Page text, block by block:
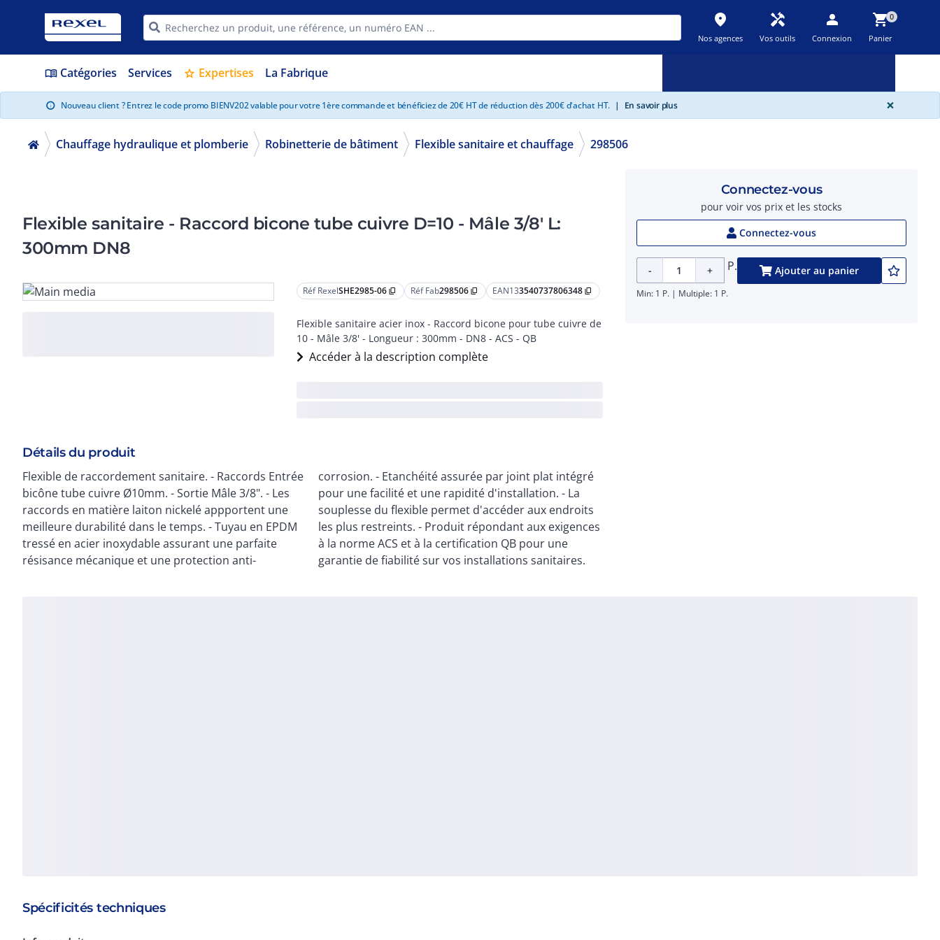
place
Nos agences
handyman
Vos outils
person
Connexion
shopping_cart0
Panier
menu_book Catégories Services star Expertises La Fabrique
info Nouveau client ? Entrez le code promo BIENV202 valable pour votre 1ère commande et bénéficiez de 20€ HT de réduction dès 200€ d'achat HT. | En savoir plus ×
Chauffage hydraulique et plomberie Robinetterie de bâtiment Flexible sanitaire et chauffage 298506
Flexible sanitaire - Raccord bicone tube cuivre D=10 - Mâle 3/8' L:
300mm DN8
Réf RexelSHE2985-06 content_copy Réf Fab298506 content_copy EAN133540737806348 content_copy
Flexible sanitaire acier inox - Raccord bicone pour tube cuivre de
10 - Mâle 3/8' - Longueur : 300mm - DN8 - ACS - QB
Accéder à la description complète
Détails du produit
Flexible de raccordement sanitaire. - Raccords Entrée
bicône tube cuivre Ø10mm. - Sortie Mâle 3/8". - Les
raccords en matière laiton nickelé appportent une
meilleure durabilité dans le temps. - Tuyau en EPDM
tressé en acier inoxydable assurant une parfaite
résisance mécanique et une protection anti-
corrosion. - Etanchéité assurée par joint plat intégré
pour une facilité et une rapidité d'installation. - La
souplesse du flexible permet d'accéder aux endroits
les plus restreints. - Produit répondant aux exigences
à la norme ACS et à la certification QB pour une
garantie de fiabilité sur vos installations sanitaires.
Connectez-vous
pour voir vos prix et les stocks
Connectez-vous
- + P. Ajouter au panier
Min: 1 P. | Multiple: 1 P.
Spécificités techniques